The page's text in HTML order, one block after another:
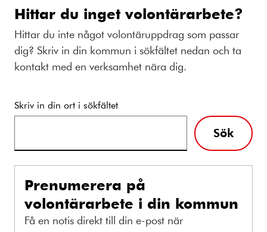
Hittar du inget volontärarbete?
Hittar du inte något volontäruppdrag som passar
dig? Skriv in din kommun i sökfältet nedan och ta
kontakt med en verksamhet nära dig.
Skriv in din ort i sökfältet
Sök
Prenumerera på
volontärarbete i din kommun
Få en notis direkt till din e-post när